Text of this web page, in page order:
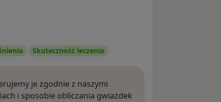
Skuteczność leczenia
je zgodnie z naszymi
i sposobie obliczania gwiazdek